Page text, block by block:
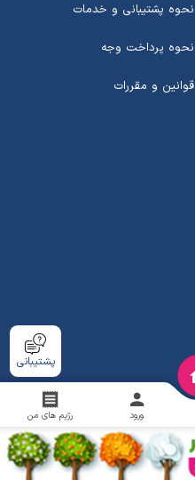
نحوه پشتیبانی و خدمات
نحوه پرداخت وجه
قوانین و مقررات
پشتیبانی
ورود رژیم های من